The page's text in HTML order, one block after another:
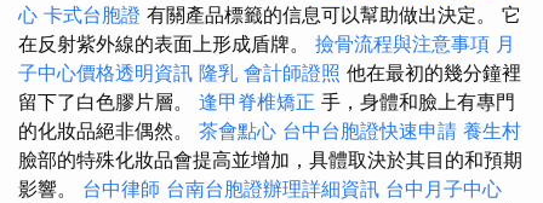
心 卡式台胞證 有關產品標籤的信息可以幫助做出決定。 它
在反射紫外線的表面上形成盾牌。 撿骨流程與注意事項 月
子中心價格透明資訊 隆乳 會計師證照 他在最初的幾分鐘裡
留下了白色膠片層。 逢甲脊椎矯正 手，身體和臉上有專門
的化妝品絕非偶然。 茶會點心 台中台胞證快速申請 養生村
臉部的特殊化妝品會提高並增加，具體取決於其目的和預期
影響。 台中律師 台南台胞證辦理詳細資訊 台中月子中心